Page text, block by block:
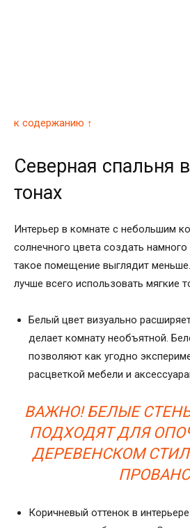
к содержанию ↑
Северная спальня
тонах
Интерьер в комнате с небольшим
солнечного цвета создать
такое помещение выглядит
лучше всего использовать мягкие
Белый цвет визуально
делает комнату необъятной.
позволяют как угодно
расцветкой мебели и
ВАЖНО! БЕЛЫЕ
ПОДХОДЯТ ДЛЯ
ДЕРЕВЕНСКОМ
Коричневый оттенок в